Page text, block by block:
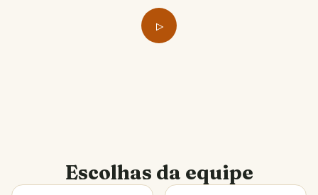
Escolhas da equipe